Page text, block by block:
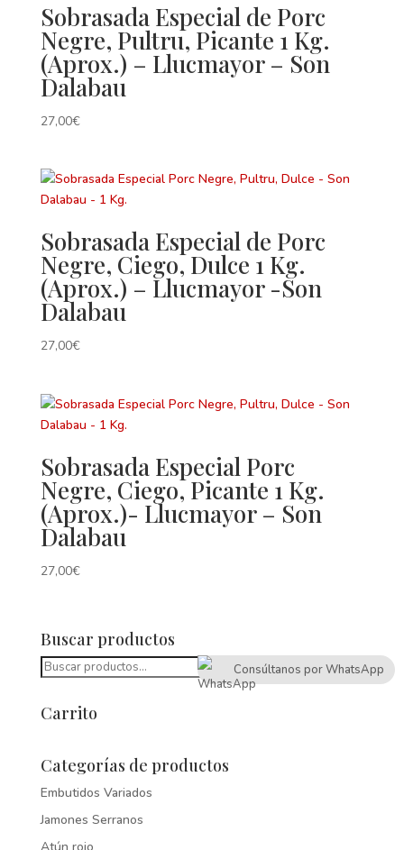
Sobrasada Especial de Porc
Negre, Pultru, Picante 1 Kg.
(Aprox.) – Llucmayor – Son
Dalabau
27,00€
Sobrasada Especial de Porc
Negre, Ciego, Dulce 1 Kg.
(Aprox.) – Llucmayor -Son
Dalabau
27,00€
Sobrasada Especial Porc
Negre, Ciego, Picante 1 Kg.
(Aprox.)- Llucmayor – Son
Dalabau
27,00€
Buscar productos
Buscar
Buscar
Carrito
Categorías de productos
Embutidos Variados
Jamones Serranos
Consúltanos por WhatsApp